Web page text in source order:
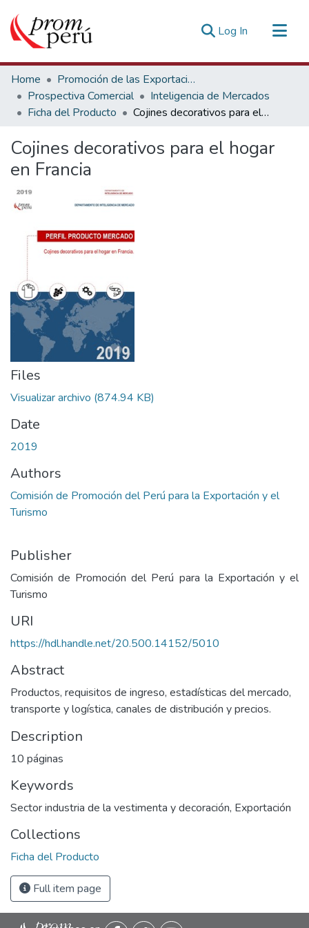
Log In (current)
Communities & Collections
All of DSpace
Statistics
Home
Promoción de las Exportaciones
Prospectiva Comercial
Inteligencia de Mercados
Ficha del Producto
Cojines decorativos para el hogar en Francia
Cojines decorativos para el hogar
en Francia
Files
Visualizar archivo (874.94 KB)
Date
2019
Authors
Comisión de Promoción del Perú para la Exportación y el
Turismo
Publisher
Comisión de Promoción del Perú para la Exportación y el
Turismo
URI
https://hdl.handle.net/20.500.14152/5010
Abstract
Productos, requisitos de ingreso, estadísticas del mercado,
transporte y logística, canales de distribución y precios.
Description
10 páginas
Keywords
Sector industria de la vestimenta y decoración, Exportación
Collections
Ficha del Producto
Full item page